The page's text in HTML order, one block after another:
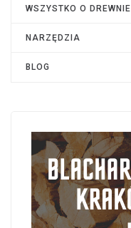
WSZYSTKO O DREWNIE
NARZĘDZIA
BLOG